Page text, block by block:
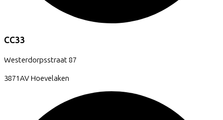
CC33
Westerdorpsstraat87
3871AVHoevelaken